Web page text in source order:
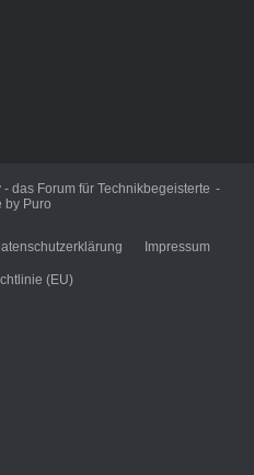
das Forum für Technikbegeisterte
by Puro
Impressum
(EU)